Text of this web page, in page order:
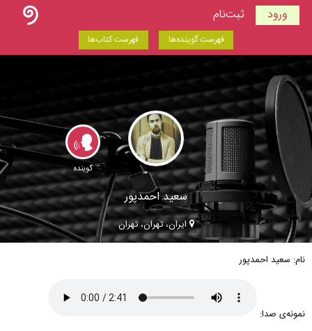
ورود ثبت‌نام
فهرست گوینده‌ها فهرست کتاب‌ها
گوینده
سعید احمدپور
ایران، تهران، تهران
نام: سعید احمدپور
نمونه‌ی صدا: